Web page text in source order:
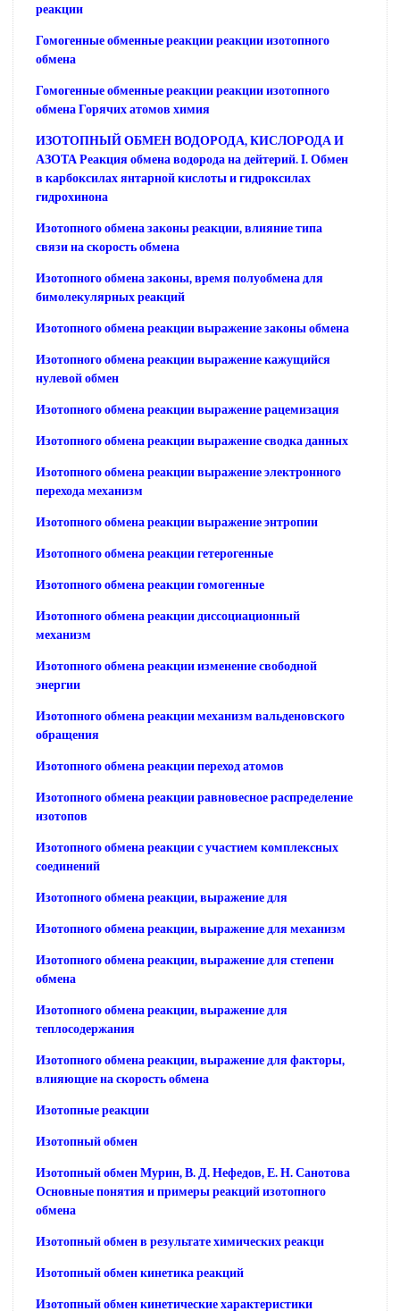
реакции
Гомогенные обменные реакции реакции изотопного
обмена
Гомогенные обменные реакции реакции изотопного
обмена Горячих атомов химия
ИЗОТОПНЫЙ ОБМЕН ВОДОРОДА, КИСЛОРОДА И
АЗОТА Реакция обмена водорода на дейтерий. I. Обмен
в карбоксилах янтарной кислоты и гидроксилах
гидрохинона
Изотопного обмена законы реакции, влияние типа
связи на скорость обмена
Изотопного обмена законы, время полуобмена для
бимолекулярных реакций
Изотопного обмена реакции выражение законы обмена
Изотопного обмена реакции выражение кажущийся
нулевой обмен
Изотопного обмена реакции выражение рацемизация
Изотопного обмена реакции выражение сводка данных
Изотопного обмена реакции выражение электронного
перехода механизм
Изотопного обмена реакции выражение энтропии
Изотопного обмена реакции гетерогенные
Изотопного обмена реакции гомогенные
Изотопного обмена реакции диссоциационный
механизм
Изотопного обмена реакции изменение свободной
энергии
Изотопного обмена реакции механизм вальденовского
обращения
Изотопного обмена реакции переход атомов
Изотопного обмена реакции равновесное распределение
изотопов
Изотопного обмена реакции с участием комплексных
соединений
Изотопного обмена реакции, выражение для
Изотопного обмена реакции, выражение для механизм
Изотопного обмена реакции, выражение для степени
обмена
Изотопного обмена реакции, выражение для
теплосодержания
Изотопного обмена реакции, выражение для факторы,
влияющие на скорость обмена
Изотопные реакции
Изотопный обмен
Изотопный обмен Мурин, В. Д. Нефедов, Е. Н. Санотова
Основные понятия и примеры реакций изотопного
обмена
Изотопный обмен в результате химических реакци
Изотопный обмен кинетика реакций
Изотопный обмен кинетические характеристики